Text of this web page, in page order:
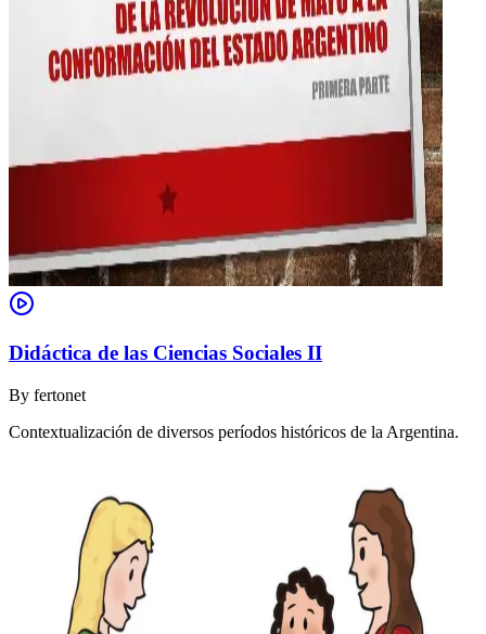
Didáctica de las Ciencias Sociales II
By fertonet
Contextualización de diversos períodos históricos de la Argentina.